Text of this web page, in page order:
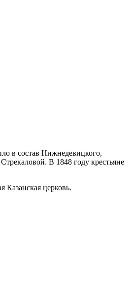
в состав Нижнедевицкого,
В 1848 году крестьяне
Казанская церковь.